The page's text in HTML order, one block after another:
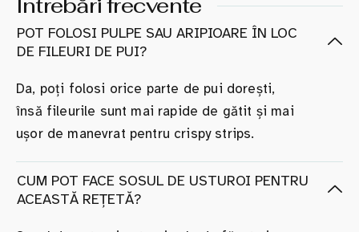
Întrebări frecvente
POT FOLOSI PULPE SAU ARIPIOARE ÎN LOC
DE FILEURI DE PUI?
Da, poți folosi orice parte de pui dorești,
însă fileurile sunt mai rapide de gătit și mai
ușor de manevrat pentru crispy strips.
CUM POT FACE SOSUL DE USTUROI PENTRU
ACEASTĂ REȚETĂ?